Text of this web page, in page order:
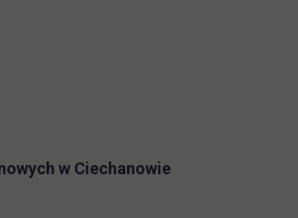
w Ciechanowie